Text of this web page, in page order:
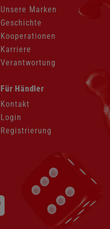
Unsere Marken
Geschichte
Kooperationen
Karriere
Verantwortung
Navigation
überspringen
Für Händler
Kontakt
Login
Registrierung